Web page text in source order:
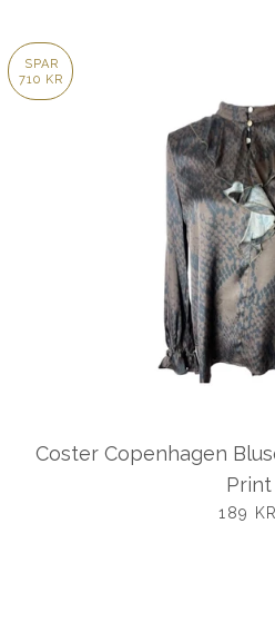
SPAR
710 KR
Coster Copenhagen
Print
189 KR